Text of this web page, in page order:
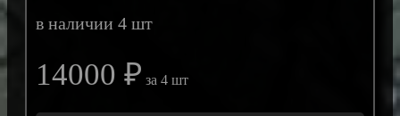
в наличии 4 шт
14000 ₽ за 4 шт